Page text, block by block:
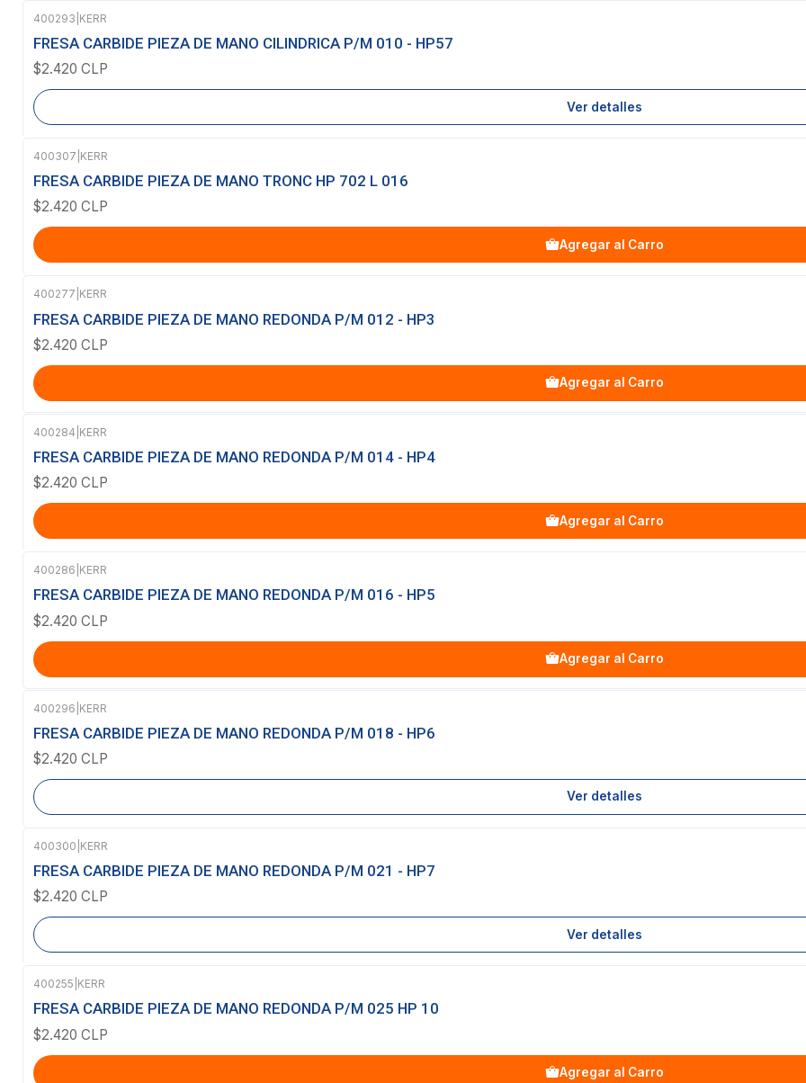
Agotado
400293 KERR
FRESA CARBIDE PIEZA DE MANO CILINDRICA P/M 010 - HP57
$2.420 CLP
Ver detalles
400307 KERR
FRESA CARBIDE PIEZA DE MANO TRONC HP 702 L 016
$2.420 CLP
Agregar al Carro
400277 KERR
FRESA CARBIDE PIEZA DE MANO REDONDA P/M 012 - HP3
$2.420 CLP
Agregar al Carro
400284 KERR
FRESA CARBIDE PIEZA DE MANO REDONDA P/M 014 - HP4
$2.420 CLP
Agregar al Carro
400286 KERR
FRESA CARBIDE PIEZA DE MANO REDONDA P/M 016 - HP5
$2.420 CLP
Agregar al Carro
Agotado
400296 KERR
FRESA CARBIDE PIEZA DE MANO REDONDA P/M 018 - HP6
$2.420 CLP
Ver detalles
Agotado
400300 KERR
FRESA CARBIDE PIEZA DE MANO REDONDA P/M 021 - HP7
$2.420 CLP
Ver detalles
400255 KERR
FRESA CARBIDE PIEZA DE MANO REDONDA P/M 025 HP 10
$2.420 CLP
Agregar al Carro